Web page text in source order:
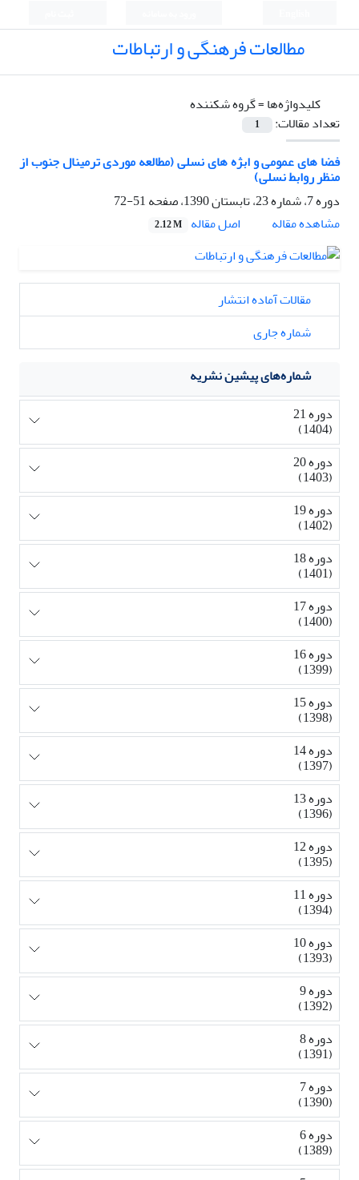
مطالعات فرهنگی و ارتباطات
کلیدواژه‌ها =گروه شکننده
تعداد مقالات:
1
فضا های عمومی و ابژه های نسلی (مطالعه موردی ترمینال جنوب از
منظر روابط نسلی)
دوره 7، شماره 23، تابستان 1390، صفحه
51-72
مشاهده مقاله
اصل مقاله 2.12 M
مقالات آماده انتشار
شماره جاری
شماره‌های پیشین نشریه
دوره 21
(1404)
دوره 20
(1403)
دوره 19
(1402)
دوره 18
(1401)
دوره 17
(1400)
دوره 16
(1399)
دوره 15
(1398)
دوره 14
(1397)
دوره 13
(1396)
دوره 12
(1395)
دوره 11
(1394)
دوره 10
(1393)
دوره 9
(1392)
دوره 8
(1391)
دوره 7
(1390)
دوره 6
(1389)